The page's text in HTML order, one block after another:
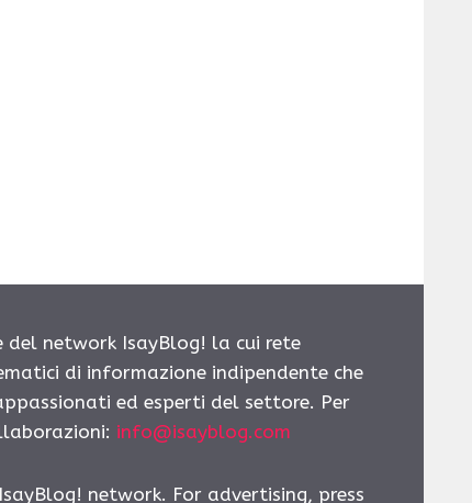
del network IsayBlog! la cui rete
di informazione indipendente che
ed esperti del settore. Per
info@isayblog.com
network. For advertising, press